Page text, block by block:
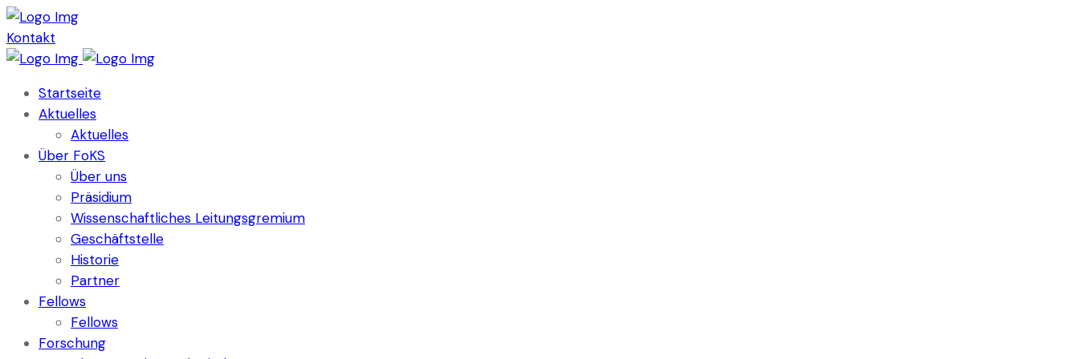
Kontakt
Startseite
Aktuelles
Aktuelles
Über FoKS
Über uns
Präsidium
Wissenschaftliches Leitungsgremium
Geschäftstelle
Historie
Partner
Fellows
Fellows
Forschung